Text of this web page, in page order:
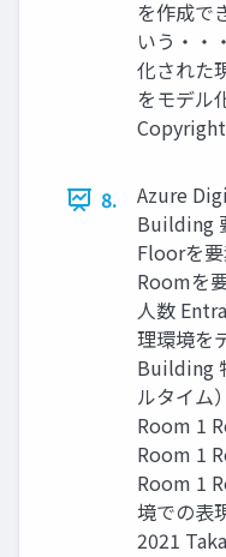
を作成で
いう・・
化された
をモデル
8.
Azure
Building
Floorを
Roomを
人数
理環境を
Building
ルタイム
Room 1
Room 1
Room 1
境での表
2021